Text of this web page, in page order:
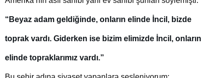
“Beyaz adam geldiğinde, onların elinde İncil, bizde
toprak vardı. Giderken ise bizim elimizde İncil, onların
elinde topraklarımız vardı.”